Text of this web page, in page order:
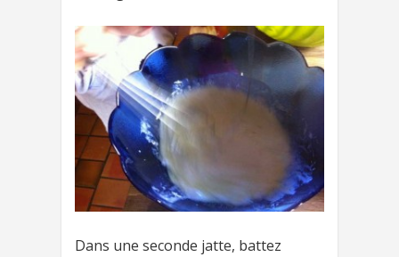
Dans une seconde jatte, battez